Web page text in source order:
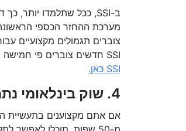
צוברים תגמולים מקצועיים
SSI חדשים צוברים פי חמישה משיעור תגמולים הרגיל שלהם עבור כל הסמכה! למידע נוסף על
SSI כאן.
4. שוק בינלאומי נתמך מאוד